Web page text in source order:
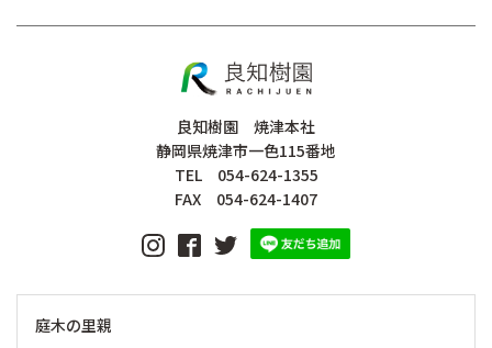
良知樹園 焼津本社
静岡県焼津市一色115番地
TEL 054-624-1355
FAX 054-624-1407
庭木の里親